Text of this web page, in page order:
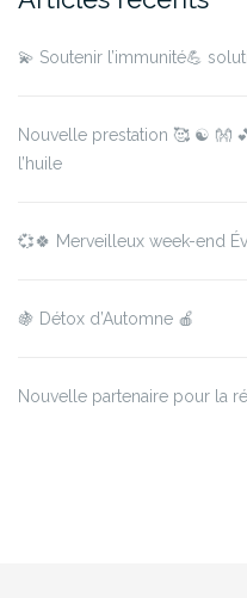
💫 Soutenir l’immunité💪
Nouvelle prestation 🥰 ☯️ 👐
l’huile
💞🍀 Merveilleux week-end
🍇 Détox d’Automne 🍎
Nouvelle partenaire pour la